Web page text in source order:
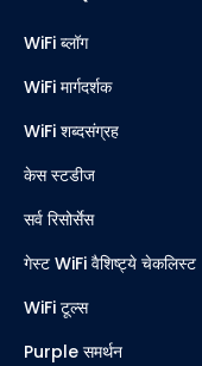
WiFi ब्लॉग
WiFi मार्गदर्शक
WiFi शब्दसंग्रह
केस स्टडीज
सर्व रिसोर्सेस
गेस्ट WiFi वैशिष्ट्ये चेकलिस्ट
WiFi टूल्स
Purple समर्थन